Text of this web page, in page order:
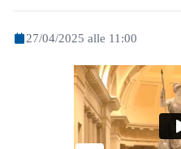
27/04/2025 alle 11:00